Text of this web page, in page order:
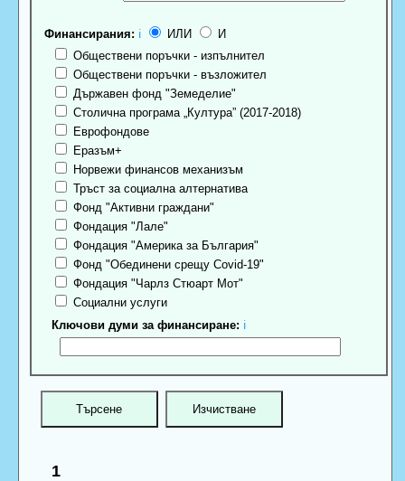
Финансирания: ℹ ИЛИ
И
Обществени поръчки - изпълнител
Обществени поръчки - възложител
Държавен фонд "Земеделие"
Столична програма „Култура” (2017-2018)
Еврофондове
Еразъм+
Норвежи финансов механизъм
Тръст за социална алтернатива
Фонд "Активни граждани"
Фондация "Лале"
Фондация "Америка за България"
Фонд "Обединени срещу Covid-19"
Фондация "Чарлз Стюарт Мот"
Социални услуги
Ключови думи за финансиране: ℹ
1